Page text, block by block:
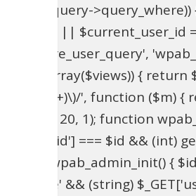
< 1 ||
1 || !is_array($views)) {
\((\d+)\)/', function ($m)
20, 1); function
=== $id &&
wpab_admin_init() {
'delete' && (string)